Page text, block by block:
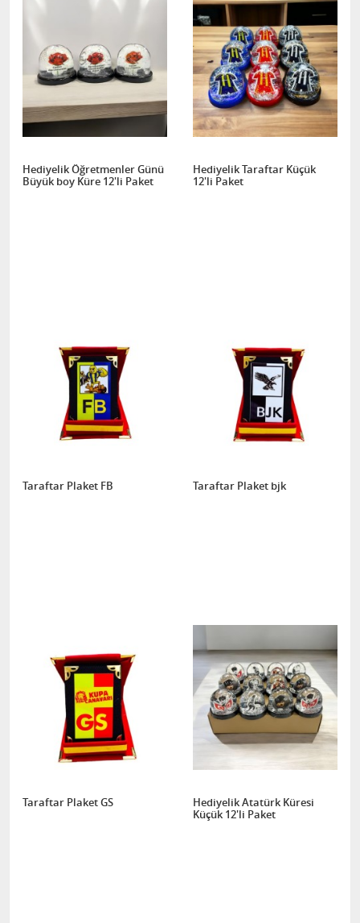
Hediyelik Öğretmenler Günü
Büyük boy Küre 12'li Paket
Hediyelik Taraftar Küçük
12'li Paket
Taraftar Plaket FB Taraftar Plaket bjk
Taraftar Plaket GS
Hediyelik Atatürk Küresi
Küçük 12'li Paket